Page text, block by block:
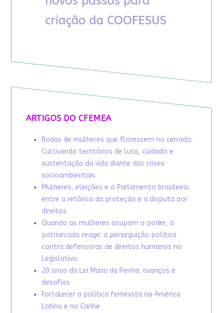
ARTIGOS DO CFEMEA
Rodas de mulheres que florescem no cerrado:
Cultivando territórios de luta, cuidado e
sustentação da vida diante das crises
socioambientais
Mulheres, eleições e o Parlamento brasileiro:
entre a retórica da proteção e a disputa por
direitos
Quando as mulheres ocupam o poder, o
patriarcado reage: a perseguição política
contra defensoras de direitos humanos no
Legislativo
20 anos da Lei Maria da Penha: avanços e
desafios
Fortalecer a política feminista na América
Latina e no Caribe